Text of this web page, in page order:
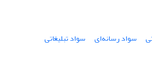
سواد رسانه‌ای
سواد تبلیغاتی